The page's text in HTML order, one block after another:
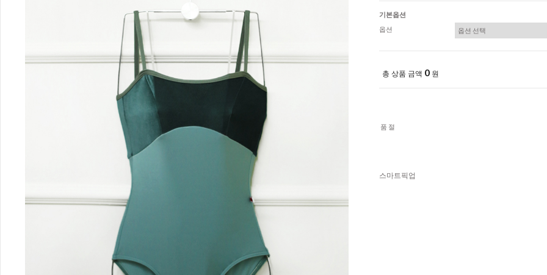
기본옵션
옵션
총 상품 금액 0 원
품절
스마트픽업